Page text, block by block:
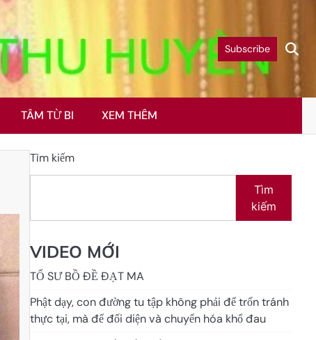
Subscribe
TÂM TỪ BI XEM THÊM
Tìm kiếm
Tìm
kiếm
VIDEO MỚI
TỔ SƯ BỒ ĐỀ ĐẠT MA
Phật dạy, con đường tu tập không phải để trốn tránh
thực tại, mà để đối diện và chuyển hóa khổ đau